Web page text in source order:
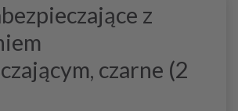
z
czarne (2